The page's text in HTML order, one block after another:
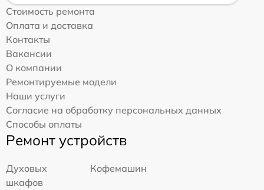
Стоимость ремонта
Оплата и доставка
Контакты
Вакансии
О компании
Ремонтируемые модели
Наши услуги
Согласие на обработку персональных данных
Способы оплаты
Ремонт устройств
Духовых
шкафов
Кофемашин